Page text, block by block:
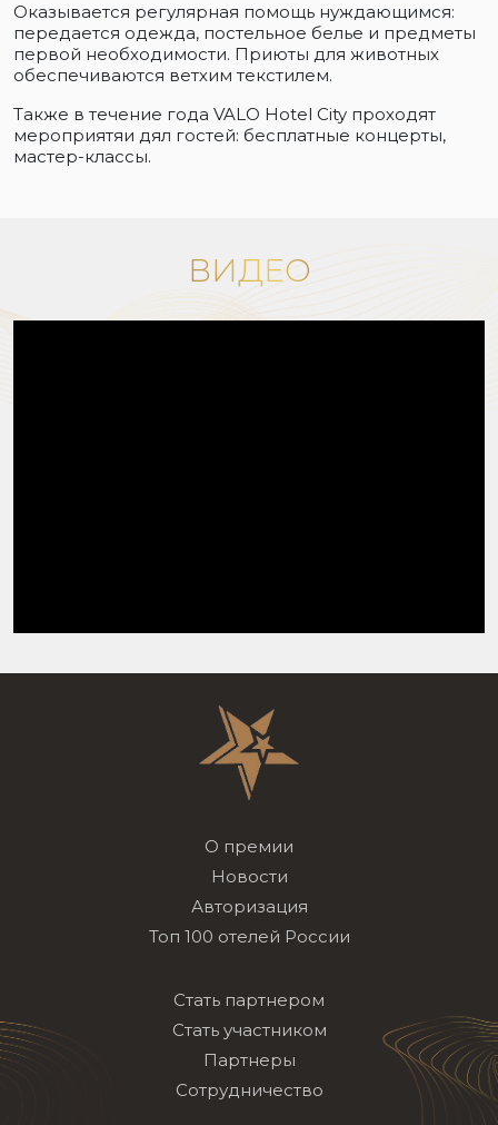
Оказывается регулярная помощь нуждающимся:
передается одежда, постельное белье и предметы
первой необходимости. Приюты для животных
обеспечиваются ветхим текстилем.
Также в течение года VALO Hotel City проходят
мероприятяи дял гостей: бесплатные концерты,
мастер-классы.
ВИДЕО
О премии
Новости
Авторизация
Топ 100 отелей России
Стать партнером
Стать участником
Партнеры
Сотрудничество